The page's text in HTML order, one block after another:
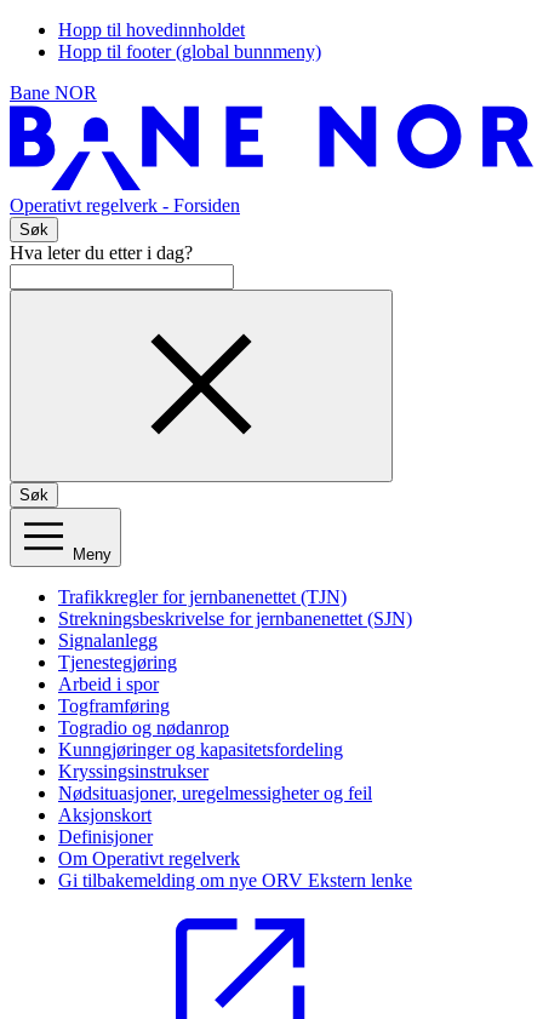
Hopp til hovedinnholdet
Hopp til footer (global bunnmeny)
Bane NOR
Operativt regelverk - Forsiden
Søk
Hva leter du etter i dag?
Søk
Meny
Trafikkregler for jernbanenettet (TJN)
Strekningsbeskrivelse for jernbanenettet (SJN)
Signalanlegg
Tjenestegjøring
Arbeid i spor
Togframføring
Togradio og nødanrop
Kunngjøringer og kapasitetsfordeling
Kryssingsinstrukser
Nødsituasjoner, uregelmessigheter og feil
Aksjonskort
Definisjoner
Om Operativt regelverk
Gi tilbakemelding om nye ORV Ekstern lenke